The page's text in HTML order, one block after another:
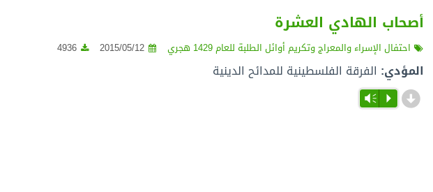
أصحاب الهادي العشرة
احتفال الإسراء والمعراج وتكريم أوائل الطلبة للعام 1429 هجري 2015/05/12
4936
المؤدي: الفرقة الفلسطينية للمدائح الدينية
Vm P d